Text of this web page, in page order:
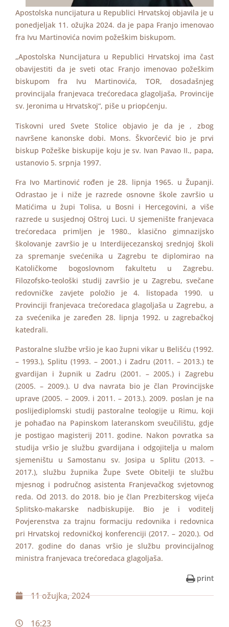
Apostolska nuncijatura u Republici Hrvatskoj objavila je u
ponedjeljak 11. ožujka 2024. da je papa Franjo imenovao
fra Ivu Martinovića novim požeškim biskupom.
„Apostolska Nuncijatura u Republici Hrvatskoj ima čast
obavijestiti da je sveti otac Franjo imenovao požeškim
biskupom fra Ivu Martinovića, TOR, dosadašnjeg
provincijala franjevaca trećoredaca glagoljaša, Provincije
sv. Jeronima u Hrvatskoj“, piše u priopćenju.
Tiskovni ured Svete Stolice objavio je da je , zbog
navršene kanonske dobi. Mons. Škvorčević bio je prvi
biskup Požeške biskupije koju je sv. Ivan Pavao II., papa,
ustanovio 5. srpnja 1997.
Fra Ivo Martinović rođen je 28. lipnja 1965. u Županji.
Odrastao je i niže je razrede osnovne škole završio u
Matićima u župi Tolisa, u Bosni i Hercegovini, a više
razrede u susjednoj Oštroj Luci. U sjemenište franjevaca
trećoredaca primljen je 1980., klasično gimnazijsko
školovanje završio je u Interdijecezanskoj srednjoj školi
za spremanje svećenika u Zagrebu te diplomirao na
Katoličkome bogoslovnom fakultetu u Zagrebu.
Filozofsko-teološki studij završio je u Zagrebu, svečane
redovničke zavjete položio je 4. listopada 1990. u
Provinciji franjevaca trećoredaca glagoljaša u Zagrebu, a
za svećenika je zaređen 28. lipnja 1992. u zagrebačkoj
katedrali.
Pastoralne službe vršio je kao župni vikar u Belišću (1992.
– 1993.), Splitu (1993. – 2001.) i Zadru (2011. – 2013.) te
gvardijan i župnik u Zadru (2001. – 2005.) i Zagrebu
(2005. – 2009.). U dva navrata bio je član Provincijske
uprave (2005. – 2009. i 2011. – 2013.). 2009. poslan je na
poslijediplomski studij pastoralne teologije u Rimu, koji
je pohađao na Papinskom lateranskom sveučilištu, gdje
je postigao magisterij 2011. godine. Nakon povratka sa
studija vršio je službu gvardijana i odgojitelja u malom
sjemeništu u Samostanu sv. Josipa u Splitu (2013. –
2017.), službu župnika Župe Svete Obitelji te službu
mjesnog i područnog asistenta Franjevačkog svjetovnog
reda. Od 2013. do 2018. bio je član Prezbiterskog vijeća
Splitsko-makarske nadbiskupije. Bio je i voditelj
Povjerenstva za trajnu formaciju redovnika i redovnica
pri Hrvatskoj redovničkoj konferenciji (2017. – 2020.). Od
2017. godine do danas vršio je službu provincijalnog
ministra franjevaca trećoredaca glagoljaša.
print
11 ožujka, 2024
16:23